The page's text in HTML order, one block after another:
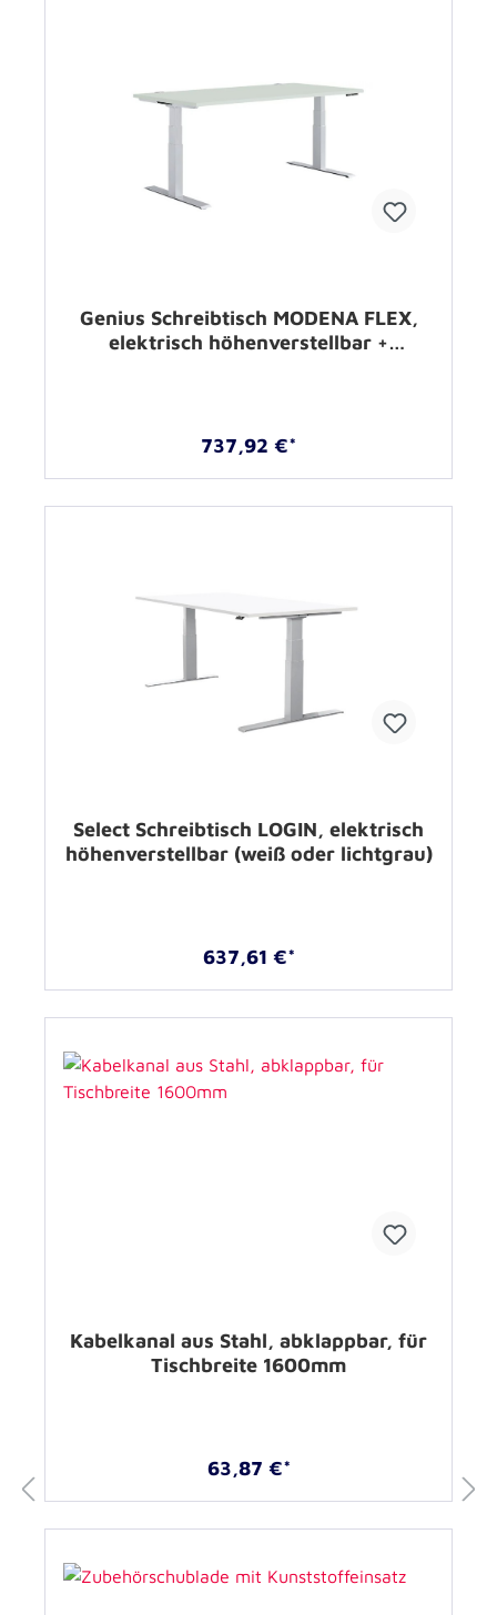
Genius Schreibtisch MODENA FLEX,
elektrisch höhenverstellbar +
737,92 €*
Select Schreibtisch LOGIN, elektrisch
höhenverstellbar (weiß oder lichtgrau)
637,61 €*
Kabelkanal aus Stahl, abklappbar, für
Tischbreite 1600mm
63,87 €*